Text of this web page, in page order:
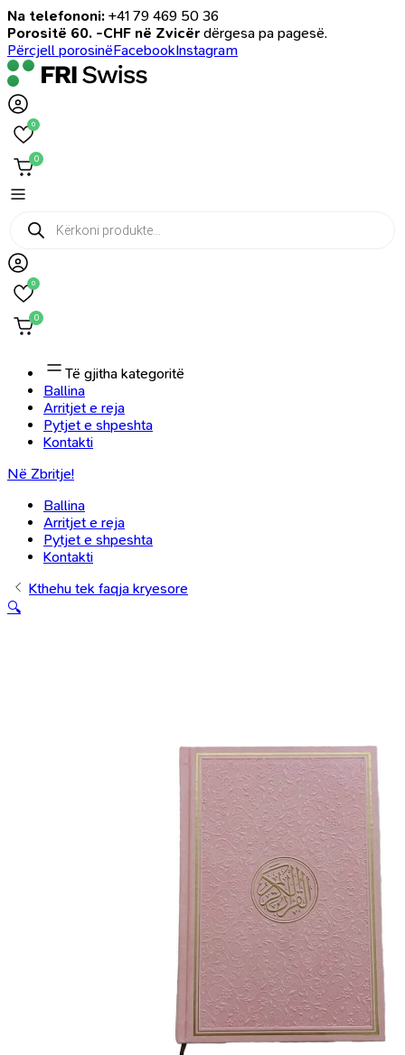
Na telefononi: +41 79 469 50 36
Porositë 60. -CHF në Zvicër dërgesa pa pagesë.
Përcjell porosinëFacebookInstagram
0
0
Products
search
0
0
Të gjitha kategoritë
Ballina
Arritjet e reja
Pytjet e shpeshta
Kontakti
Në Zbritje!
Ballina
Arritjet e reja
Pytjet e shpeshta
Kontakti
Kthehu tek faqja kryesore
🔍